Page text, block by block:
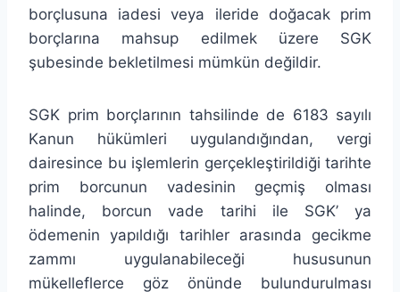
borçlusuna iadesi veya ileride doğacak prim
borçlarına mahsup edilmek üzere SGK
şubesinde bekletilmesi mümkün değildir.
SGK prim borçlarının tahsilinde de 6183 sayılı
Kanun hükümleri uygulandığından, vergi
dairesince bu işlemlerin gerçekleştirildiği tarihte
prim borcunun vadesinin geçmiş olması
halinde, borcun vade tarihi ile SGK’ ya
ödemenin yapıldığı tarihler arasında gecikme
zammı uygulanabileceği hususunun
mükelleflerce göz önünde bulundurulması